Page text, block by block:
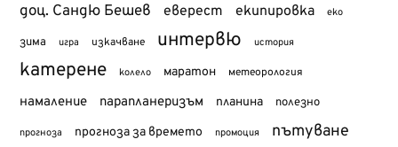
доц. Сандю Бешев еверест екипировка еко
зима игра изкачване интервю история
катерене колело маратон метеорология
намаление парапланеризъм планина полезно
прогноза прогноза за времето промоция пътуване